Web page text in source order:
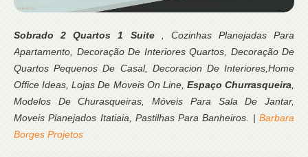
Sobrado 2 Quartos 1 Suite , Cozinhas Planejadas Para
Apartamento, Decoração De Interiores Quartos, Decoração De
Quartos Pequenos De Casal, Decoracion De Interiores,Home
Office Ideas, Lojas De Moveis On Line, Espaço Churrasqueira,
Modelos De Churasqueiras, Móveis Para Sala De Jantar,
Moveis Planejados Itatiaia, Pastilhas Para Banheiros. | Barbara
Borges Projetos